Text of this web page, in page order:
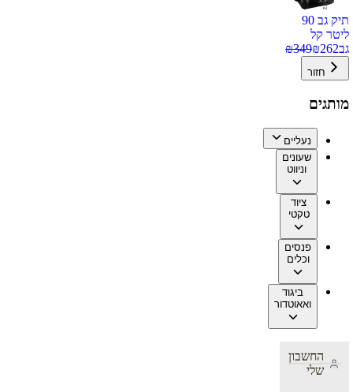
תיק גב 90
ליטר קל
גב
₪262
₪349
חזור
מותגים
נעליים
שעונים
וניווט
ציוד
טקטי
פנסים
וכלים
ביגוד
ואאוטדור
החשבון
שלי